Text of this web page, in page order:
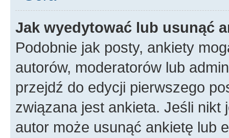
Jak wyedytować lub usunąć
Podobnie jak posty, ankiety
autorów, moderatorów lub
przejdź do edycji pierwszego
związana jest ankieta. Jeśli nikt
autor może usunąć ankietę lub